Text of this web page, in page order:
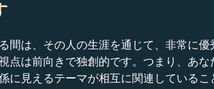
間は、その人の生涯を通じて、非常に
点は前向きで独創的です。つまり、あ
に見えるテーマが相互に関連している